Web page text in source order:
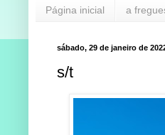
Página inicial a
sábado, 29 de janeiro de
s/t